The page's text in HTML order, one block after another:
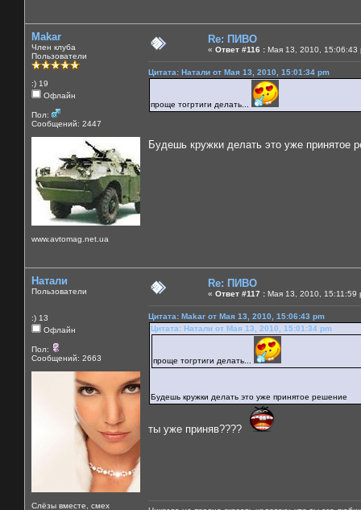
Makar
Член клуба
Пользователи
:) 19
Офлайн
Пол:
Сообщений: 2447
www.avtomag.net.ua
Re: ПИВО
« Ответ #116 : Мая 13, 2010, 15:06:43
Цитата: Натали от Мая 13, 2010, 15:01:34 pm
проще тогртиги делать...
Будешь кружки делать это уже принятое
Натали
Пользователи
:) 13
Офлайн
Пол:
Сообщений: 2663
Слёзы вместе, смех
Re: ПИВО
« Ответ #117 : Мая 13, 2010, 15:11:59
Цитата: Makar от Мая 13, 2010, 15:06:43 pm
Цитата: Натали от Мая 13, 2010, 15:01:34 pm
проще тогртиги делать...
Будешь кружки делать это уже принятое решение
ты уже приняв????